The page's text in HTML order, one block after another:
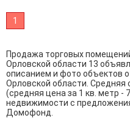
1
Продажа торговых
Орловской области 13
описанием и фото объектов
Орловской области. Средняя
(средняя цена за 1 кв. метр -
недвижимости с
Домофонд.